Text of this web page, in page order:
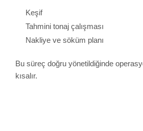
Keşif
Tahmini tonaj çalışması
Nakliye ve söküm planı
Bu süreç doğru yönetildiğinde
kısalır.